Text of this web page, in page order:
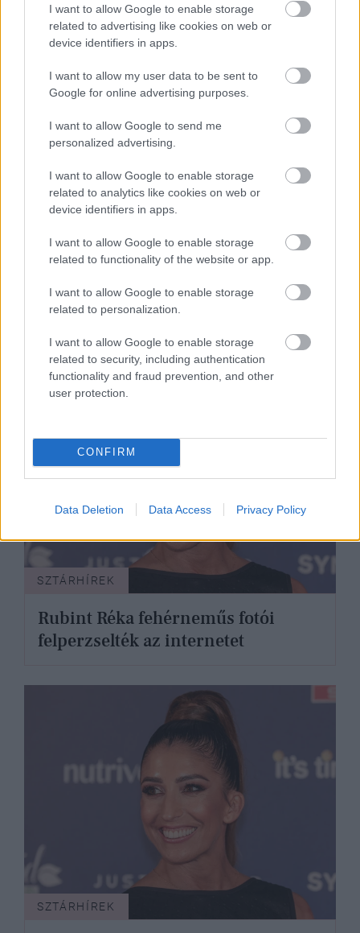
I want to allow Google to enable storage
related to advertising like cookies on web or
device identifiers in apps.
I want to allow my user data to be sent to
Google for online advertising purposes.
I want to allow Google to send me
personalized advertising.
I want to allow Google to enable storage
related to analytics like cookies on web or
device identifiers in apps.
I want to allow Google to enable storage
related to functionality of the website or app.
I want to allow Google to enable storage
related to personalization.
I want to allow Google to enable storage
related to security, including authentication
functionality and fraud prevention, and other
user protection.
CONFIRM
Data Deletion Data Access Privacy Policy
Rubint Réka csak úgy ragyog
letagadhatna
SZTÁRHÍREK
Rubint Réka fehérneműs fotói
felperzselték az internetet
SZTÁRHÍREK